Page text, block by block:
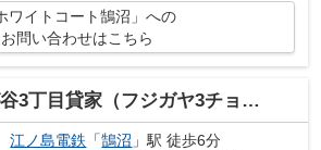
ワイトコート鵠沼」への
お問い合わせはこちら
丁目貸家（フジガヤ3チョウメカシヤ）
江ノ島電鉄 「鵠沼 」駅 徒歩6分